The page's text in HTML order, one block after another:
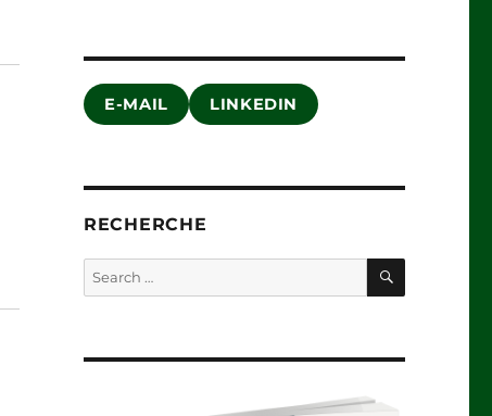
E-MAIL LINKEDIN
RECHERCHE
Search
for:
SEARCH